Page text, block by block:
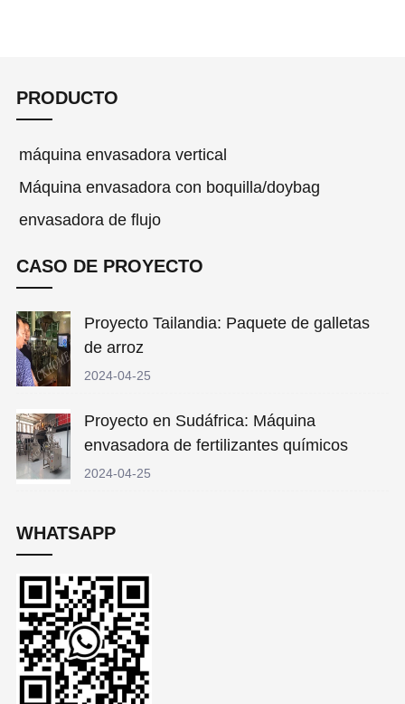
PRODUCTO
máquina envasadora vertical
Máquina envasadora con boquilla/doybag
envasadora de flujo
CASO DE PROYECTO
Proyecto Tailandia: Paquete de galletas
de arroz
2024-04-25
Proyecto en Sudáfrica: Máquina
envasadora de fertilizantes químicos
2024-04-25
WHATSAPP